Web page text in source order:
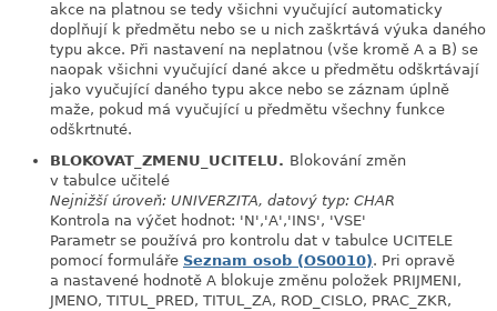
akce na platnou se tedy všichni vyučující automaticky
doplňují k předmětu nebo se u nich zaškrtává výuka daného
typu akce. Při nastavení na neplatnou (vše kromě A a B) se
naopak všichni vyučující dané akce u předmětu odškrtávají
jako vyučující daného typu akce nebo se záznam úplně
maže, pokud má vyučující u předmětu všechny funkce
odškrtnuté.
BLOKOVAT_ZMENU_UCITELU. Blokování změn
v tabulce učitelé
Nejnižší úroveň: UNIVERZITA, datový typ: CHAR
Kontrola na výčet hodnot: 'N','A','INS', 'VSE'
Parametr se používá pro kontrolu dat v tabulce UCITELE
pomocí formuláře Seznam osob (OS0010). Pri opravě
a nastavené hodnotě A blokuje změnu položek PRIJMENI,
JMENO, TITUL_PRED, TITUL_ZA, ROD_CISLO, PRAC_ZKR,